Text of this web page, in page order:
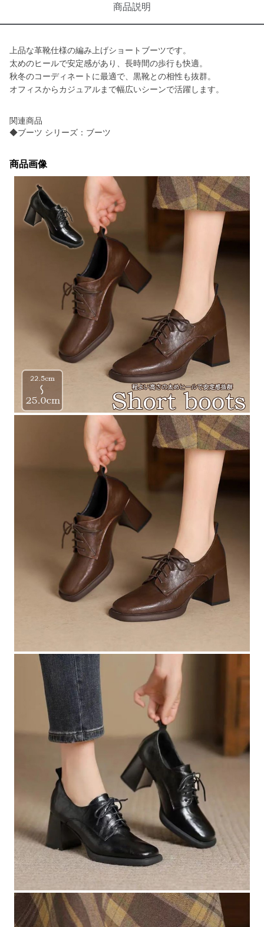
商品説明
上品な革靴仕様の編み上げショートブーツです。
太めのヒールで安定感があり、長時間の歩行も快適。
秋冬のコーディネートに最適で、黒靴との相性も抜群。
オフィスからカジュアルまで幅広いシーンで活躍します。
関連商品
◆ブーツ シリーズ：ブーツ
商品画像